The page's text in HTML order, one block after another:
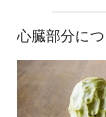
心臓部分に